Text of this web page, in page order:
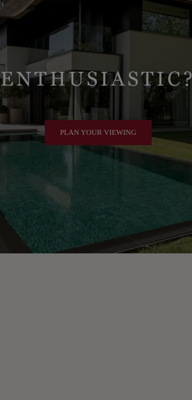
ENTHUSIASTIC?
PLAN YOUR VIEWING